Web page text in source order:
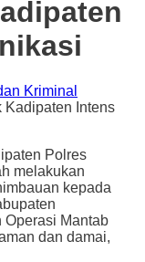
Kriminal
Polres
melakukan
kepada
Operasi Mantab
dan damai,